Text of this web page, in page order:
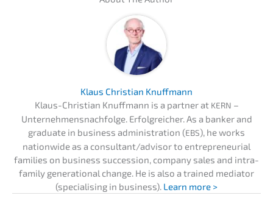
Klaus Chris­ti­an Knuffmann
Klaus-Chris­ti­an Knuff­mann is a partner at KERN –
Unternehmens­nachfolge. Erfolg­rei­cher. As a banker and
gradua­te in business adminis­tra­ti­on (EBS), he works
nation­wi­de as a consultant/advisor to entre­pre­neu­ri­al
families on business succes­si­on, compa­ny sales and intra-
family genera­tio­nal change. He is also a trained media­tor
(specia­li­sing in business). Learn more >